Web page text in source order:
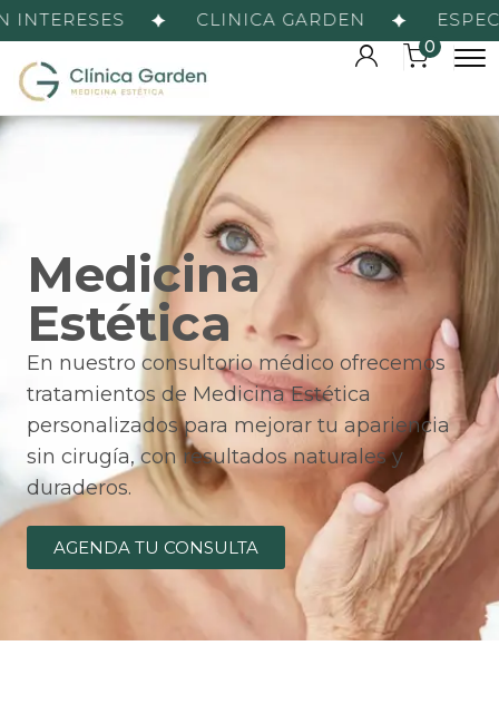
CLINICA GARDEN
0
Medicina
Estética
En nuestro consultorio médico ofrecemos
tratamientos de Medicina Estética
personalizados para mejorar tu apariencia
sin cirugía, con resultados naturales y
duraderos.
AGENDA TU CONSULTA